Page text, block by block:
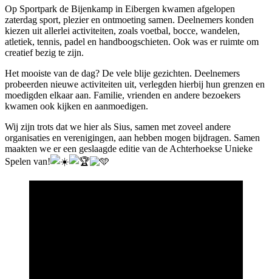
Op Sportpark de Bijenkamp in Eibergen kwamen afgelopen
zaterdag sport, plezier en ontmoeting samen. Deelnemers konden
kiezen uit allerlei activiteiten, zoals voetbal, bocce, wandelen,
atletiek, tennis, padel en handboogschieten. Ook was er ruimte om
creatief bezig te zijn.
Het mooiste van de dag? De vele blije gezichten. Deelnemers
probeerden nieuwe activiteiten uit, verlegden hierbij hun grenzen en
moedigden elkaar aan. Familie, vrienden en andere bezoekers
kwamen ook kijken en aanmoedigen.
Wij zijn trots dat we hier als Sius, samen met zoveel andere
organisaties en verenigingen, aan hebben mogen bijdragen. Samen
maakten we er een geslaagde editie van de Achterhoekse Unieke
Spelen van!